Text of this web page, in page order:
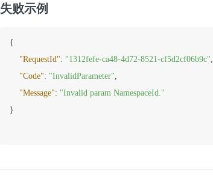
失败示例
{
"RequestId": "1312fefe-ca48-4d72-8521-cf5d2cf06b9c",
"Code": "InvalidParameter",
"Message": "Invalid param NamespaceId."
}